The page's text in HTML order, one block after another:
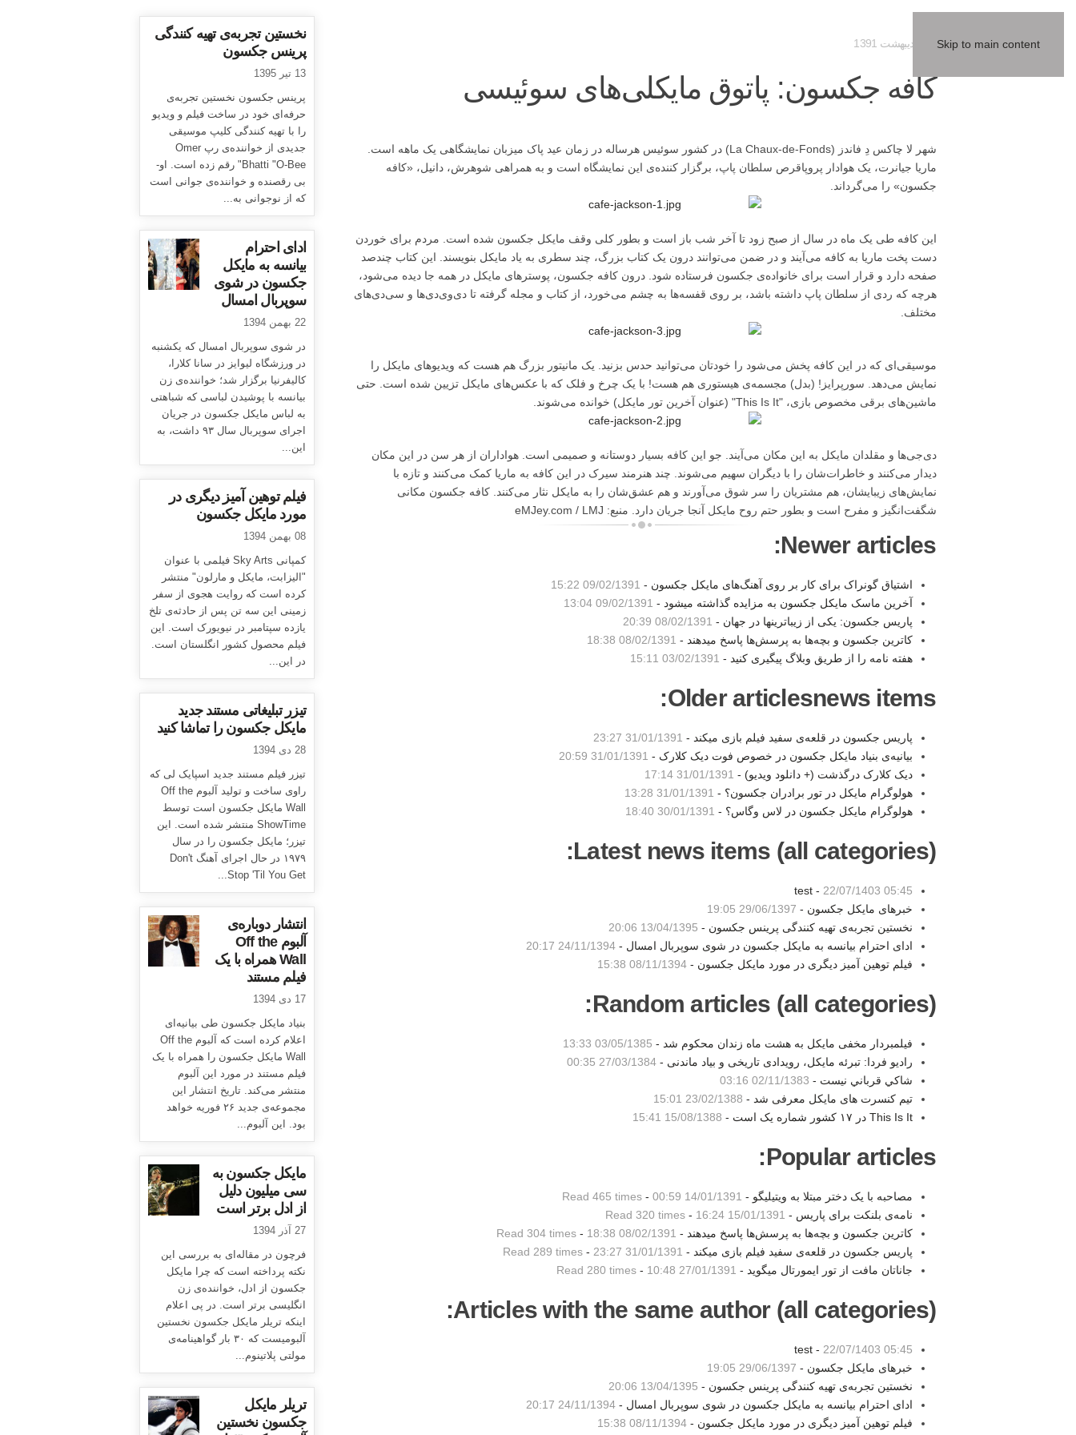
Skip to main content
کافه جکسون: پاتوق مایکلی‌های سوئیسی
شهر لا چاکس دِ فاندز (La Chaux-de-Fonds) در کشور سوئیس هرساله در زمان عید پاک میزبان نمایشگاهی یک ماهه است.
ماریا جیانرت، یک هوادار پروپاقرص سلطان پاپ، برگزار کننده‌ی این نمایشگاه است و به همراهی شوهرش، دانیل، «کافه
جکسون» را می‌گرداند.
این کافه طی یک ماه در سال از صبح زود تا آخر شب باز است و بطور کلی وقف مایکل جکسون شده است. مردم برای خوردن
دست پخت ماریا به کافه می‌آیند و در ضمن می‌توانند درون یک کتاب بزرگ، چند سطری به یاد مایکل بنویسند. این کتاب چندصد
صفحه دارد و قرار است برای خانواده‌ی جکسون فرستاده شود. درون کافه جکسون، پوسترهای مایکل در همه جا دیده می‌شود،
هرچه که ردی از سلطان پاپ داشته باشد، بر روی قفسه‌ها به چشم می‌خورد، از کتاب و مجله گرفته تا دی‌وی‌دی‌ها و سی‌دی‌های
مختلف.
موسیقی‌ای که در این کافه پخش می‌شود را خودتان می‌توانید حدس بزنید. یک مانیتور بزرگ هم هست که ویدیوهای مایکل را
نمایش می‌دهد. سورپرایز! (بدل) مجسمه‌ی هیستوری هم هست! با یک چرخ و فلک که با عکس‌های مایکل تزیین شده است. حتی
ماشین‌های برقی مخصوص بازی، "This Is It" (عنوان آخرین تور مایکل) خوانده می‌شوند.
دی‌جی‌ها و مقلدان مایکل به این مکان می‌آیند. جو این کافه بسیار دوستانه و صمیمی است. هواداران از هر سن در این مکان
دیدار می‌کنند و خاطرات‌شان را با دیگران سهیم می‌شوند. چند هنرمند سیرک در این کافه به ماریا کمک می‌کنند و تازه با
نمایش‌های زیبایشان، هم مشتریان را سر شوق می‌آورند و هم عشق‌شان را به مایکل نثار می‌کنند. کافه جکسون مکانی
شگفت‌انگیز و مفرح است و بطور حتم روح مایکل آنجا جریان دارد. منبع: eMJey.com / LMJ
Newer articles:
اشتیاق گونراک برای کار بر روی آهنگ‌های مایکل جکسون - 09/02/1391 15:22
آخرین ماسک مایکل جکسون به مزایده گذاشته میشود - 09/02/1391 13:04
پاریس جکسون: یکی از زیباترینها در جهان - 08/02/1391 20:39
کاترین جکسون و بچه‌ها به پرسش‌ها پاسخ میدهند - 08/02/1391 18:38
هفته نامه را از طریق وبلاگ پیگیری کنید - 03/02/1391 15:11
Older articlesnews items:
پاریس جکسون در قلعه‌ی سفید فیلم بازی میکند - 31/01/1391 23:27
بیانیه‌ی بنیاد مایکل جکسون در خصوص فوت دیک کلارک - 31/01/1391 20:59
دیک کلارک درگذشت (+ دانلود ویدیو) - 31/01/1391 17:14
هولوگرام مایکل در تور برادران جکسون؟ - 31/01/1391 13:28
هولوگرام مایکل جکسون در لاس وگاس؟ - 30/01/1391 18:40
Latest news items (all categories):
test - 22/07/1403 05:45
خبرهای مایکل جکسون - 29/06/1397 19:05
نخستین تجربه‌ی تهیه کنندگی پرینس جکسون - 13/04/1395 20:06
ادای احترام بیانسه به مایکل جکسون در شوی سوپربال امسال -24/11/1394 20:17
فیلم توهین آمیز دیگری در مورد مایکل جکسون -08/11/1394 15:38
Random articles (all categories):
فیلمبردار مخفی مایکل به هشت ماه زندان محکوم شد - 03/05/1385 13:33
راديو فردا: تبرئه مايکل، رويدادی تاريخی و بياد ماندنی -27/03/1384 00:35
شاكي قرباني نيست - 02/11/1383 03:16
تیم کنسرت های مایکل معرفی شد - 23/02/1388 15:01
This Is It در ۱۷ کشور شماره یک است -
15/08/1388 15:41
Popular articles:
مصاحبه با یک دختر مبتلا به ویتیلیگو - 14/01/1391 00:59
-
Read 465 times
نامه‌ی بلنکت برای پاریس - 15/01/1391 16:24
-
Read 320 times
کاترین جکسون و بچه‌ها به پرسش‌ها پاسخ میدهند - 08/02/1391 18:38
-
Read 304 times
پاریس جکسون در قلعه‌ی سفید فیلم بازی میکند - 31/01/1391 23:27
-
Read 289 times
جاناتان مافت از تور ایمورتال میگوید - 27/01/1391 10:48
-
Read 280 times
Articles with the same author (all categories):
test - 22/07/1403 05:45
خبرهای مایکل جکسون - 29/06/1397 19:05
نخستین تجربه‌ی تهیه کنندگی پرینس جکسون - 13/04/1395 20:06
ادای احترام بیانسه به مایکل جکسون در شوی سوپربال امسال -24/11/1394 20:17
فیلم توهین آمیز دیگری در مورد مایکل جکسون -08/11/1394 15:38
نخستین تجربه‌ی تهیه کنندگی
پرینس جکسون
13 تیر 1395
پرینس جکسون نخستین تجربه‌ی
حرفه‌ای خود در ساخت فیلم و ویدیو
را با تهیه کنندگی کلیپ موسیقی
جدیدی از خواننده‌ی رپ Omer
Bhatti "O-Bee" رقم زده است. او-
بی رقصنده و خواننده‌ی جوانی است
که از نوجوانی به...
ادای احترام
بیانسه به مایکل
جکسون در شوی
سوپربال امسال
22 بهمن 1394
در شوی سوپربال امسال که یکشنبه
در ورزشگاه لیوایز در سانا کلارا،
کالیفرنیا برگزار شد؛ خواننده‌ی زن
بیانسه با پوشیدن لباسی که شباهتی
به لباس مایکل جکسون در جریان
اجرای سوپربال سال ۹۳ داشت، به
این...
فیلم توهین آمیز دیگری در
مورد مایکل جکسون
08 بهمن 1394
کمپانی Sky Arts فیلمی با عنوان
"الیزابت، مایکل و مارلون" منتشر
کرده است که روایت هجوی از سفر
زمینی این سه تن پس از حادثه‌ی تلخ
یازده سپتامبر در نیویورک است. این
فیلم محصول کشور انگلستان است.
در این...
تیزر تبلیغاتی مستند جدید
مایکل جکسون را تماشا کنید
28 دی 1394
تیزر فیلم مستند جدید اسپایک لی که
راوی ساخت و تولید آلبوم Off the
Wall مایکل جکسون است توسط
ShowTime منتشر شده است. این
تیزر؛ مایکل جکسون را در سال
۱۹۷۹ در حال اجرای آهنگ Don't
Stop 'Til You Get...
انتشار دوباره‌ی
آلبوم Off the
Wall همراه با یک
فیلم مستند
17 دی 1394
بنیاد مایکل جکسون طی بیانیه‌ای
اعلام کرده است که آلبوم Off the
Wall مایکل جکسون را همراه با یک
فیلم مستند در مورد این آلبوم
منتشر می‌کند. تاریخ انتشار این
مجموعه‌ی جدید ۲۶ فوریه خواهد
بود. این آلبوم...
مایکل جکسون به
سی میلیون دلیل
از ادل برتر است
27 آذر 1394
فرچون در مقاله‌ای به بررسی این
نکته پرداخته است که چرا مایکل
جکسون از ادل، خواننده‌ی زن
انگلیسی برتر است. در پی اعلام
اینکه تریلر مایکل جکسون نخستین
آلبومیست که ۳۰ بار گواهینامه‌ی
مولتی پلاتینوم...
تریلر مایکل
جکسون نخستین